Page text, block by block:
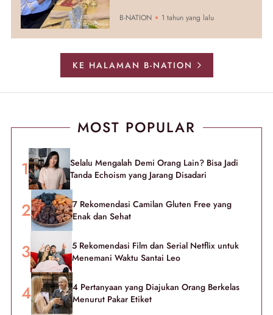
B-NATION 1 tahun yang lalu
KE HALAMAN B-NATION
MOST POPULAR
Selalu Mengalah Demi Orang Lain? Bisa Jadi
Tanda Echoism yang Jarang Disadari
7 Rekomendasi Camilan Gluten Free yang
Enak dan Sehat
5 Rekomendasi Film dan Serial Netflix untuk
Menemani Waktu Santai Leo
4 Pertanyaan yang Diajukan Orang Berkelas
Menurut Pakar Etiket